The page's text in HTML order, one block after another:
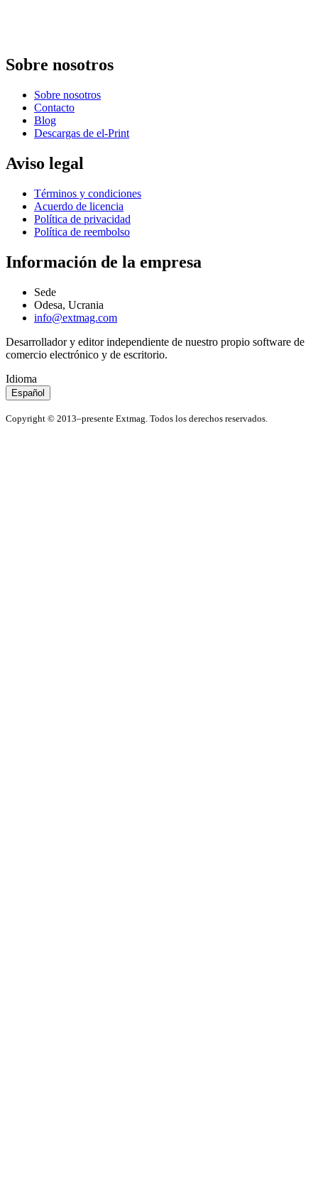
Sobre nosotros
Sobre nosotros
Contacto
Blog
Descargas de el-Print
Aviso legal
Términos y condiciones
Acuerdo de licencia
Política de privacidad
Política de reembolso
Información de la empresa
Sede
Odesa, Ucrania
info@extmag.com
Desarrollador y editor independiente de nuestro propio software de
comercio electrónico y de escritorio.
Idioma
Español
Copyright © 2013–presente Extmag. Todos los derechos reservados.